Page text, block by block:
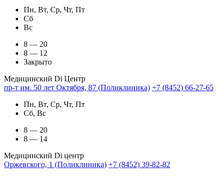
Пн, Вт, Ср, Чт, Пт
Сб
Вс
8 — 20
8 — 12
Закрыто
Медицинский Di Центр
пр-т им. 50 лет Октября, 87 (Поликлиника) +7 (8452) 66-27-65
Пн, Вт, Ср, Чт, Пт
Сб, Вс
8 — 20
8 — 14
Медицинский Di центр
Оржевского, 1 (Поликлиника) +7 (8452) 39-82-82